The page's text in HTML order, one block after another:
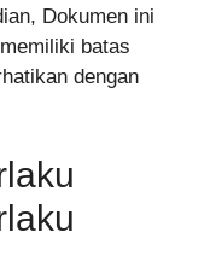
Dokumen ini
batas
dengan